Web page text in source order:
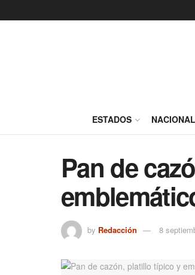
ESTADOS NACIONAL
Pan de
by Redacción 8